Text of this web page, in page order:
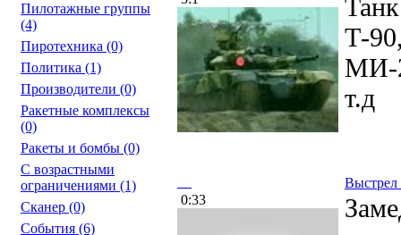
Пилотажные группы
(4)
Пиротехника (0)
Политика (1)
Производители (0)
Ракетные комплексы
(0)
Ракеты и бомбы (0)
С возрастными
ограничениями (1)
Сканер (0)
События (6)
Танк
Т-
МИ-
т.д
0:33
Выстрел